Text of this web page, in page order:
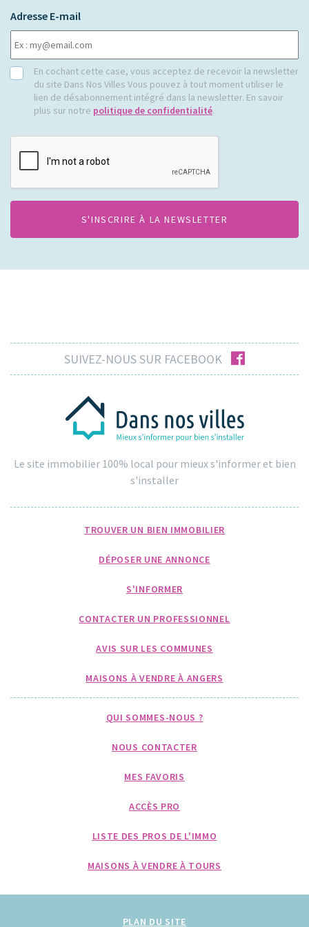
Adresse E-mail
RGPDEn cochant cette case, vous acceptez de recevoir la newsletter
du site Dans Nos Villes Vous pouvez à tout moment utiliser le
lien de désabonnement intégré dans la newsletter. En savoir
plus sur notre politique de confidentialité.
CAPTCHA
SUIVEZ-NOUS SUR FACEBOOK facebook
Le site immobilier 100% local pour mieux s'informer et bien
s'installer
TROUVER UN BIEN IMMOBILIER
DÉPOSER UNE ANNONCE
S'INFORMER
CONTACTER UN PROFESSIONNEL
AVIS SUR LES COMMUNES
MAISONS À VENDRE À ANGERS
QUI SOMMES-NOUS ?
NOUS CONTACTER
MES FAVORIS
ACCÈS PRO
LISTE DES PROS DE L'IMMO
MAISONS À VENDRE À TOURS
PLAN DU SITE